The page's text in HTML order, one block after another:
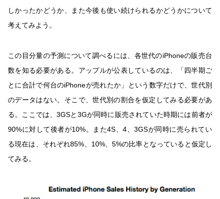
しかったかどうか、また今後も使い続けられるかどうかについて
考えてみよう。
この目分量の予測について調べるには、各世代のiPhoneの販売台
数を知る必要がある。アップルが公表しているのは、「四半期ご
とに合計で何台のiPhoneが売れたか」という数字だけで、世代別
のデータはない。そこで、世代別の割合を仮定してみる必要があ
る。ここでは、3GSと3Gが同時に販売されていた時期には前者が
90%に対して後者が10%。また4S、4、3GSが同時に売られてい
る現在は、それぞれ85%、10%、5%の比率となっていると仮定し
てみる。